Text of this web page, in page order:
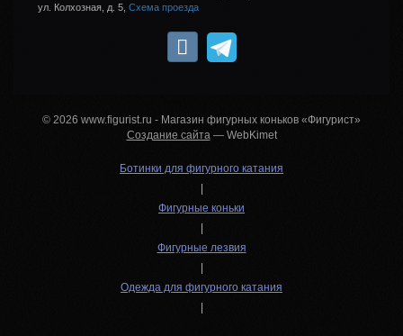
ул. Колхозная, д. 5, Схема проезда
© 2026 www.figurist.ru - Магазин фигурных коньков «Фигурист»
Создание сайта — WebKimet
Ботинки для фигурного катания
|
Фигурные коньки
|
Фигурные лезвия
|
Одежда для фигурного катания
|